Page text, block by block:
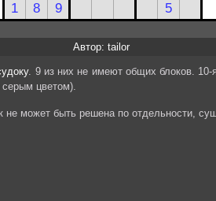
Автор: tailor
. 9 из них не имеют общих блоков. 10-
цветом).
не может быть решена по отдельности,